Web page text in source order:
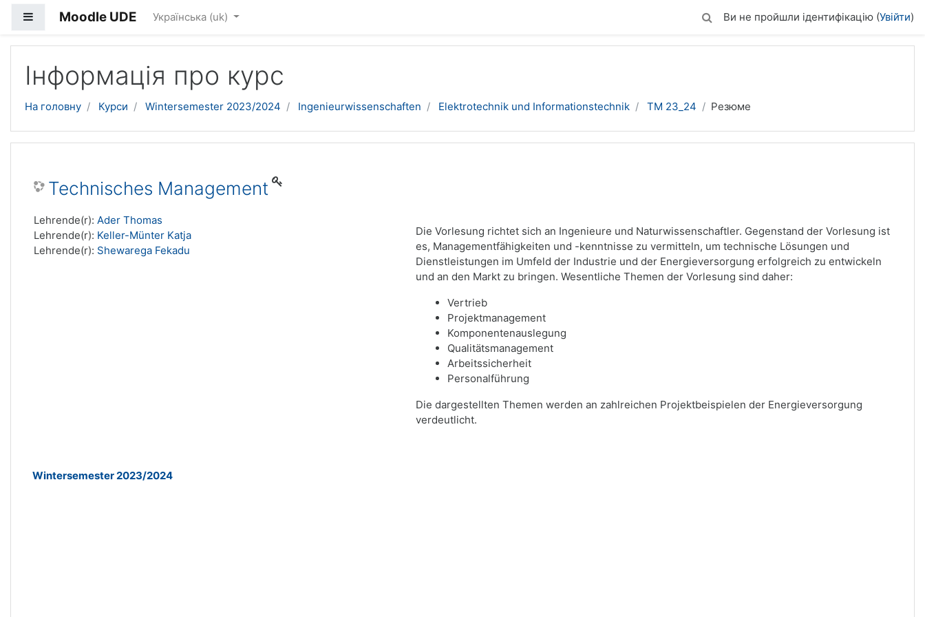
Бокова панель
Moodle UDE Українська ‎(uk)‎ Ви не пройшли ідентифікацію (Увійти)
Інформація про курс
На головну Курси Wintersemester 2023/2024 Ingenieurwissenschaften Elektrotechnik und Informationstechnik TM 23_24 Резюме
Technisches Management
Die Vorlesung richtet sich an Ingenieure und Naturwissenschaftler. Gegenstand der Vorlesung ist
es, Managementfähigkeiten und -kenntnisse zu vermitteln, um technische Lösungen und
Dienstleistungen im Umfeld der Industrie und der Energieversorgung erfolgreich zu entwickeln
und an den Markt zu bringen. Wesentliche Themen der Vorlesung sind daher:
Vertrieb
Projektmanagement
Komponentenauslegung
Qualitätsmanagement
Arbeitssicherheit
Personalführung
Die dargestellten Themen werden an zahlreichen Projektbeispielen der Energieversorgung
verdeutlicht.
Lehrende(r): Ader Thomas
Lehrende(r): Keller-Münter Katja
Lehrende(r): Shewarega Fekadu
Wintersemester 2023/2024